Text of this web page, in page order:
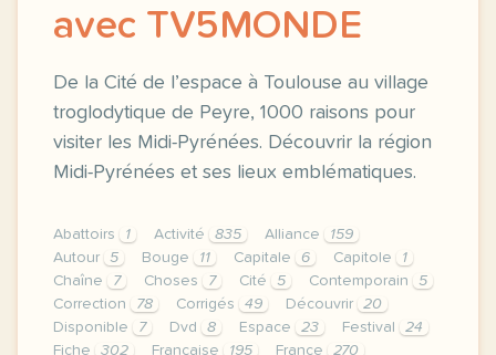
avec TV5MONDE
De la Cité de l’espace à Toulouse au village
troglodytique de Peyre, 1000 raisons pour
visiter les Midi-Pyrénées. Découvrir la région
Midi-Pyrénées et ses lieux emblématiques.
Abattoirs 1 Activité 835 Alliance
159
Autour
5 Bouge 11 Capitale 6 Capitole
1
Chaîne
7 Choses 7 Cité 5 Contemporain
5
Correction
78 Corrigés 49 Découvrir
20
Disponible
7 Dvd 8 Espace 23 Festival
24
Fiche
302 Française 195 France
270